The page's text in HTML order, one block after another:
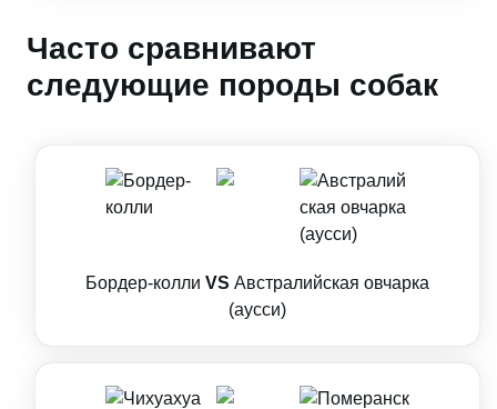
Часто сравнивают
следующие породы собак
Бордер-колли VS Австралийская овчарка
(аусси)